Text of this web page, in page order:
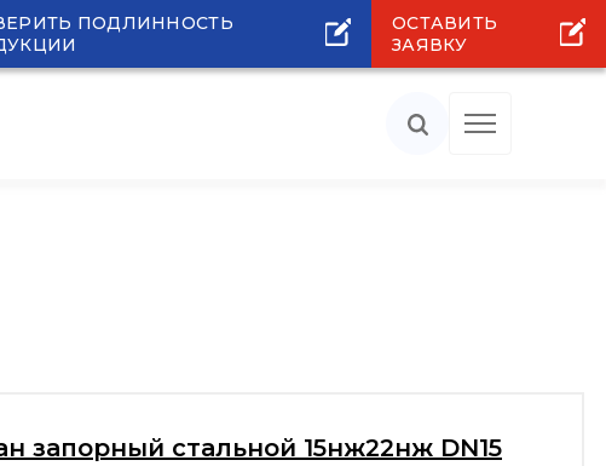
ПОДЛИННОСТЬ
ОСТАВИТЬ
ЗАЯВКУ
запорный стальной 15нж22нж DN15